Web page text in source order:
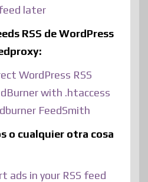
later
RSS de WordPress
WordPress RSS
with .htaccess
FeedSmith
o cualquier otra cosa
ads in your RSS feed